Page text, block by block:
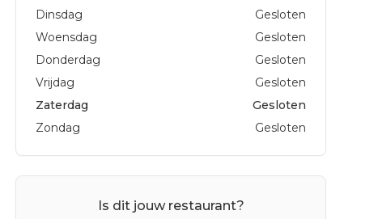
Dinsdag
Gesloten
Woensdag
Gesloten
Donderdag
Gesloten
Vrijdag
Gesloten
Zaterdag
Gesloten
Zondag
Gesloten
Is dit jouw restaurant?